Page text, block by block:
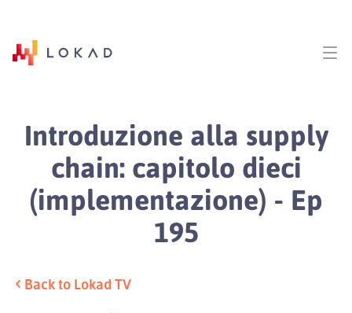
Introduzione alla supply
chain: capitolo dieci
(implementazione) - Ep
195
Back to Lokad TV